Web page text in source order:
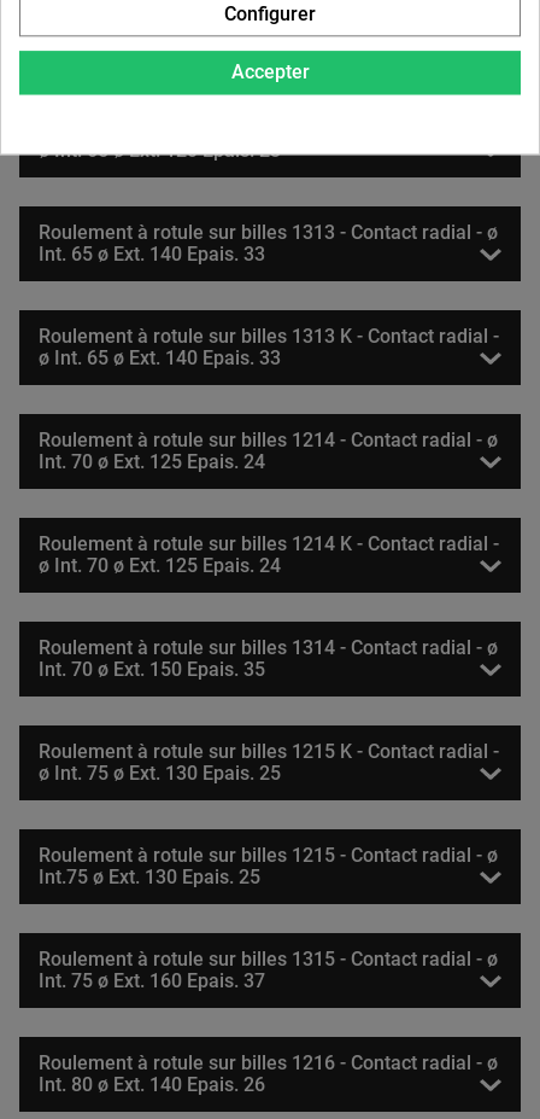
Roulement à rotule sur billes 1213 - Contact radial - ø
Int. 65 ø Ext. 120 Epais. 23
ø Int. 65 ø Ext. 120 Epais. 23
Roulement à rotule sur billes 1313 - Contact radial - ø
Int. 65 ø Ext. 140 Epais. 33
Roulement à rotule sur billes 1313 K - Contact radial -
ø Int. 65 ø Ext. 140 Epais. 33
Roulement à rotule sur billes 1214 - Contact radial - ø
Int. 70 ø Ext. 125 Epais. 24
Roulement à rotule sur billes 1214 K - Contact radial -
ø Int. 70 ø Ext. 125 Epais. 24
Roulement à rotule sur billes 1314 - Contact radial - ø
Int. 70 ø Ext. 150 Epais. 35
Roulement à rotule sur billes 1215 K - Contact radial -
ø Int. 75 ø Ext. 130 Epais. 25
Roulement à rotule sur billes 1215 - Contact radial - ø
Int.75 ø Ext. 130 Epais. 25
Roulement à rotule sur billes 1315 - Contact radial - ø
Int. 75 ø Ext. 160 Epais. 37
Roulement à rotule sur billes 1216 - Contact radial - ø
Int. 80 ø Ext. 140 Epais. 26
Accepter
Configurer